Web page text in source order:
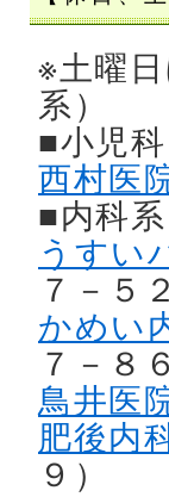
※土曜
系）
■小児科
西村医
■内科系
うすい
７－５
かめい
７－８
鳥井医
肥後内
９）